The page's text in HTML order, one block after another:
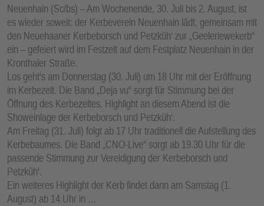
Neuenhain (Sc/bs) – Am Wochenende, 30. Juli bis 2. August, ist
es wieder soweit: der Kerbeverein Neuenhain lädt, gemeinsam mit
den Neuehaaner Kerbeborsch und Petzküh‘ zur „Geeleriewekerb“
ein – gefeiert wird im Festzelt auf dem Festplatz Neuenhain in der
Kronthaler Straße.
Los geht‘s am Donnerstag (30. Juli) um 18 Uhr mit der Eröffnung
im Kerbezelt. Die Band „Deja vu“ sorgt für Stimmung bei der
Öffnung des Kerbezeltes. Highlight an diesem Abend ist die
Showeinlage der Kerbeborsch und Petzküh‘.
Am Freitag (31. Juli) folgt ab 17 Uhr traditionell die Aufstellung des
Kerbebaumes. Die Band „CNO-Live“ sorgt ab 19.30 Uhr für die
passende Stimmung zur Vereidigung der Kerbeborsch und
Petzküh‘.
Ein weiteres Highlight der Kerb findet dann am Samstag (1.
August) ab 14 Uhr in …